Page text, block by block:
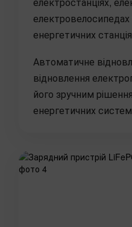
електровелосипедах
енергетичних
Автоматичне
відновлення
його зручним
енергетичних